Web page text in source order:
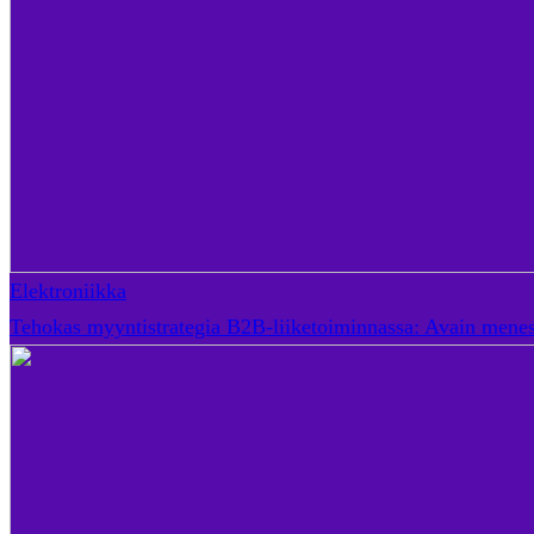
Elektroniikka
Tehokas myyntistrategia B2B-liiketoiminnassa: Avain